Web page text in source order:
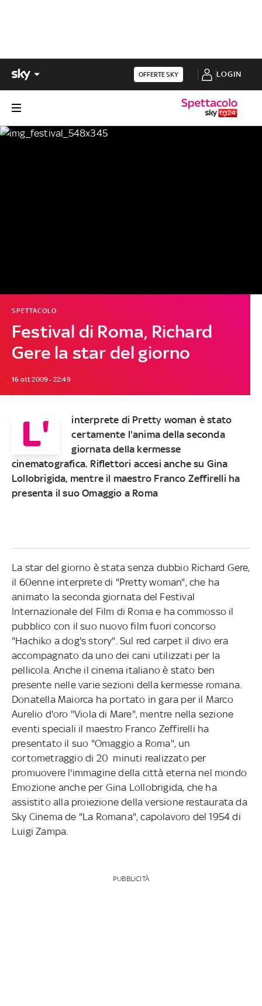
OFFERTE SKY LOGIN
Festival di Roma, Richard
Gere la star del giorno
SPETTACOLO
16 ott 2009 - 22:49
L'
interprete di Pretty woman è stato
certamente l'anima della seconda
giornata della kermesse
cinematografica. Riflettori accesi anche su Gina
Lollobrigida, mentre il maestro Franco Zeffirelli ha
presenta il suo Omaggio a Roma
La star del giorno è stata senza dubbio Richard Gere,
il 60enne interprete di "Pretty woman", che ha
animato la seconda giornata del Festival
Internazionale del Film di Roma e ha commosso il
pubblico con il suo nuovo film fuori concorso
"Hachiko a dog's story". Sul red carpet il divo era
accompagnato da uno dei cani utilizzati per la
pellicola. Anche il cinema italiano è stato ben
presente nelle varie sezioni della kermesse romana.
Donatella Maiorca ha portato in gara per il Marco
Aurelio d'oro "Viola di Mare", mentre nella sezione
eventi speciali il maestro Franco Zeffirelli ha
presentato il suo "Omaggio a Roma", un
cortometraggio di 20 minuti realizzato per
promuovere l'immagine della città eterna nel mondo
Emozione anche per Gina Lollobrigida, che ha
assistito alla proiezione della versione restaurata da
Sky Cinema de "La Romana", capolavoro del 1954 di
Luigi Zampa.
PUBBLICITÀ